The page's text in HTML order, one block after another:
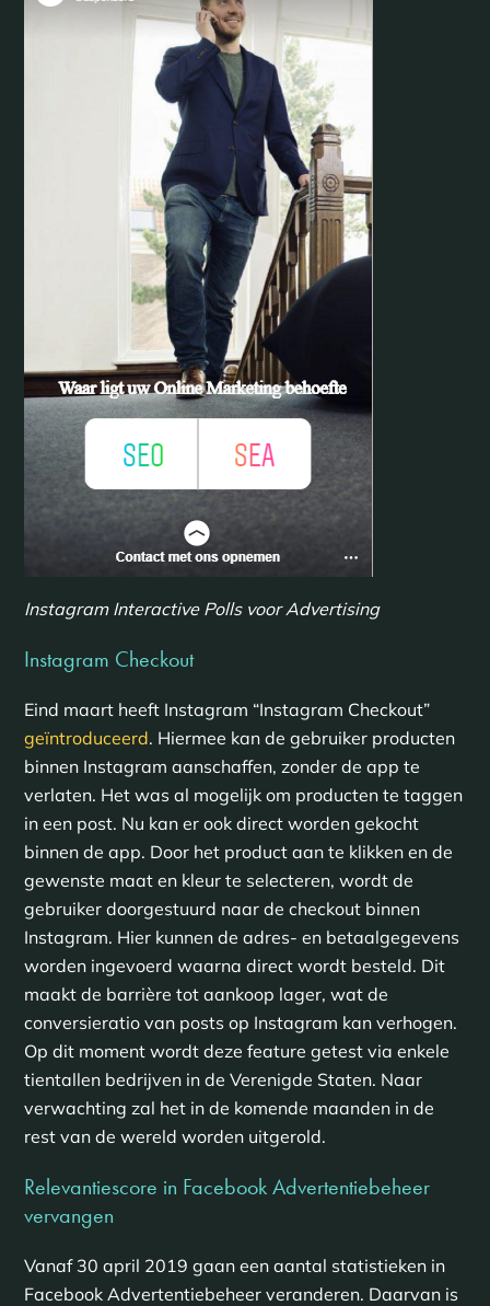
Instagram Interactive Polls voor Advertising
Instagram Checkout
Eind maart heeft Instagram “Instagram Checkout”
geïntroduceerd. Hiermee kan de gebruiker producten
binnen Instagram aanschaffen, zonder de app te
verlaten. Het was al mogelijk om producten te taggen
in een post. Nu kan er ook direct worden gekocht
binnen de app. Door het product aan te klikken en de
gewenste maat en kleur te selecteren, wordt de
gebruiker doorgestuurd naar de checkout binnen
Instagram. Hier kunnen de adres- en betaalgegevens
worden ingevoerd waarna direct wordt besteld. Dit
maakt de barrière tot aankoop lager, wat de
conversieratio van posts op Instagram kan verhogen.
Op dit moment wordt deze feature getest via enkele
tientallen bedrijven in de Verenigde Staten. Naar
verwachting zal het in de komende maanden in de
rest van de wereld worden uitgerold.
Relevantiescore in Facebook Advertentiebeheer
vervangen
Vanaf 30 april 2019 gaan een aantal statistieken in
Facebook Advertentiebeheer veranderen. Daarvan is